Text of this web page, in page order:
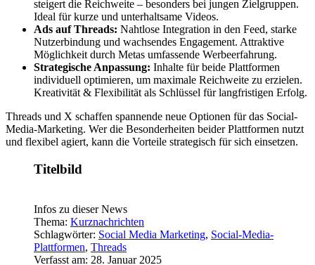
steigert die Reichweite – besonders bei jungen Zielgruppen.
Ideal für kurze und unterhaltsame Videos.
Ads auf Threads: Nahtlose Integration in den Feed, starke
Nutzerbindung und wachsendes Engagement. Attraktive
Möglichkeit durch Metas umfassende Werbeerfahrung.
Strategische Anpassung: Inhalte für beide Plattformen
individuell optimieren, um maximale Reichweite zu erzielen.
Kreativität & Flexibilität als Schlüssel für langfristigen Erfolg.
Threads und X schaffen spannende neue Optionen für das Social-
Media-Marketing. Wer die Besonderheiten beider Plattformen nutzt
und flexibel agiert, kann die Vorteile strategisch für sich einsetzen.
Titelbild
Infos zu dieser News
Thema: Kurznachrichten
Schlagwörter: Social Media Marketing, Social-Media-
Plattformen, Threads
Verfasst am: 28. Januar 2025